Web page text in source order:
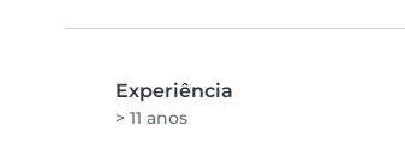
Experiência
> 11 anos